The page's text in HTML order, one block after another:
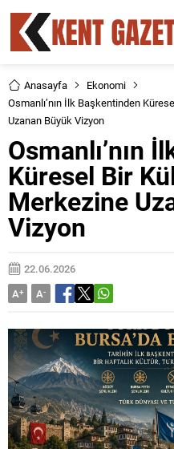
Anasayfa
Ekonomi
Osmanlı’nın İlk Başkentinden
Uzanan Büyük Vizyon
Osmanlı’nın
Küresel Bir
Merkezine
Vizyon
22.06.2026
A+ A-